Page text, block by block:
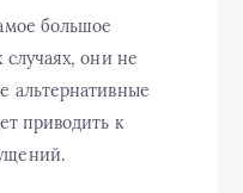
большое
они не
альтернативные
приводить к